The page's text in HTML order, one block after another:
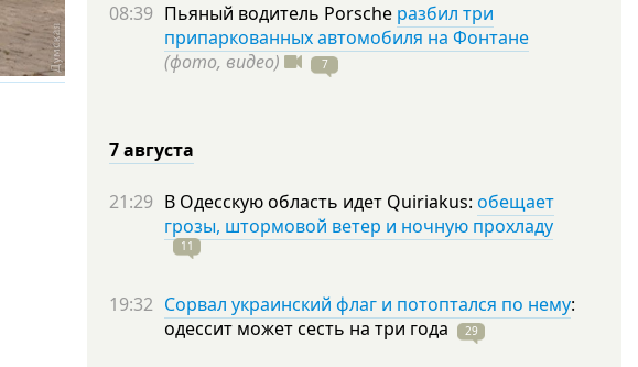
08:39 Пьяный водитель Porsche разбил три
припаркованных автомобиля на Фонтане
(фото, видео)
7
7 августа
21:29 В Одесскую область идет Quiriakus: обещает
грозы, штормовой ветер и ночную прохладу
11
19:32 Сорвал украинский флаг и потоптался по нему:
одессит может сесть на три года 29